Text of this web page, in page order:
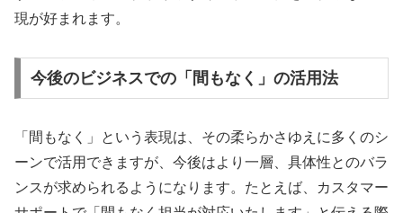
現が好まれます。
今後のビジネスでの「間もなく」の活用法
「間もなく」という表現は、その柔らかさゆえに多くのシ
ーンで活用できますが、今後はより一層、具体性とのバラ
ンスが求められるようになります。たとえば、カスタマー